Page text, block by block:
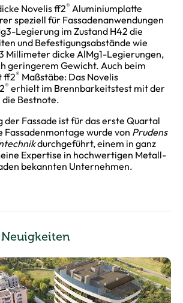
Novelis ff2® Aluminiumplatte
speziell für Fassadenanwendungen
Legierung im Zustand H42 die
und Befestigungsabstände wie
Millimeter dicke AlMg1-Legierungen,
geringerem Gewicht. Auch beim
ff2® Maßstäbe: Das Novelis
® erhielt im Brennbarkeitstest mit der
die Bestnote.
der Fassade ist für das erste Quartal
Fassadenmontage wurde von Prudens
durchgeführt, einem in ganz
Expertise in hochwertigen Metall-
bekannten Unternehmen.